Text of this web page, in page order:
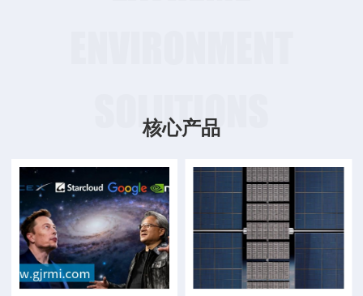
SOLUTIONS
核心产品